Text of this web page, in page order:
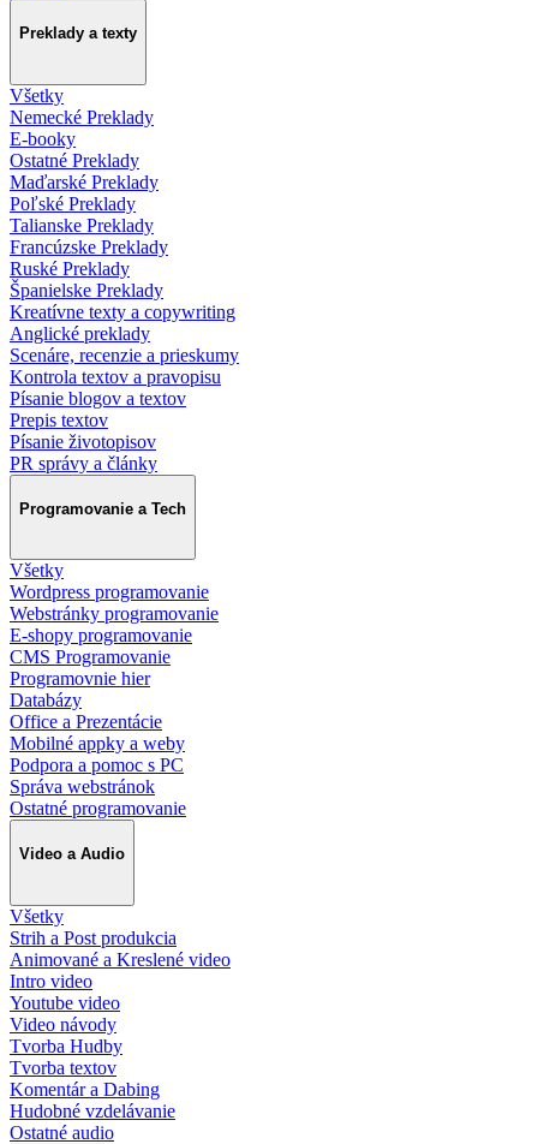
Preklady a texty
Všetky
Nemecké Preklady
E-booky
Ostatné Preklady
Maďarské Preklady
Poľské Preklady
Talianske Preklady
Francúzske Preklady
Ruské Preklady
Španielske Preklady
Kreatívne texty a copywriting
Anglické preklady
Scenáre, recenzie a prieskumy
Kontrola textov a pravopisu
Písanie blogov a textov
Prepis textov
Písanie životopisov
PR správy a články
Programovanie a Tech
Všetky
Wordpress programovanie
Webstránky programovanie
E-shopy programovanie
CMS Programovanie
Programovnie hier
Databázy
Office a Prezentácie
Mobilné appky a weby
Podpora a pomoc s PC
Správa webstránok
Ostatné programovanie
Video a Audio
Všetky
Strih a Post produkcia
Animované a Kreslené video
Intro video
Youtube video
Video návody
Tvorba Hudby
Tvorba textov
Komentár a Dabing
Hudobné vzdelávanie
Ostatné audio